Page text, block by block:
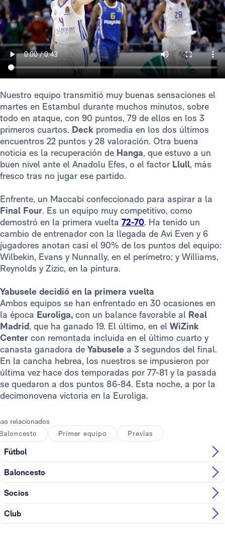
Nuestro equipo transmitió muy buenas sensaciones el
martes en Estambul durante muchos minutos, sobre
todo en ataque, con 90 puntos, 79 de ellos en los 3
primeros cuartos. Deck promedia en los dos últimos
encuentros 22 puntos y 28 valoración. Otra buena
noticia es la recuperación de Hanga, que estuvo a un
buen nivel ante el Anadolu Efes, o el factor Llull, más
fresco tras no jugar ese partido.
Enfrente, un Maccabi confeccionado para aspirar a la
Final Four. Es un equipo muy competitivo, como
demostró en la primera vuelta 72-70. Ha tenido un
cambio de entrenador con la llegada de Avi Even y 6
jugadores anotan casi el 90% de los puntos del equipo:
Wilbekin, Evans y Nunnally, en el perímetro; y Williams,
Reynolds y Zizic, en la pintura.
Yabusele decidió en la primera vuelta
Ambos equipos se han enfrentado en 30 ocasiones en
la época Euroliga, con un balance favorable al Real
Madrid, que ha ganado 19. El último, en el WiZink
Center con remontada incluida en el último cuarto y
canasta ganadora de Yabusele a 3 segundos del final.
En la cancha hebrea, los nuestros se impusieron por
última vez hace dos temporadas por 77-81 y la pasada
se quedaron a dos puntos 86-84. Esta noche, a por la
decimonovena victoria en la Euroliga.
relacionados
Primer equipo Previas
Fútbol
Baloncesto
Socios
Club